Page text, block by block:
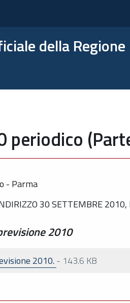
della
periodico
- Parma
30 SETTEMBRE 2010,
2010
2010.- 143.6 KB